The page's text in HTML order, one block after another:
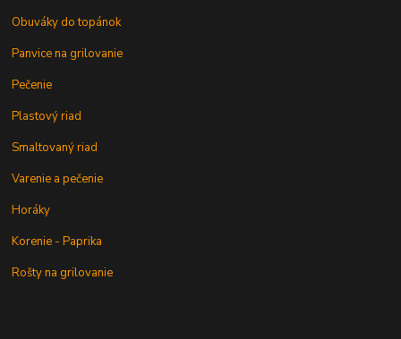
Obuváky do topánok
Panvice na grilovanie
Pečenie
Plastový riad
Smaltovaný riad
Varenie a pečenie
Horáky
Korenie - Paprika
Rošty na grilovanie